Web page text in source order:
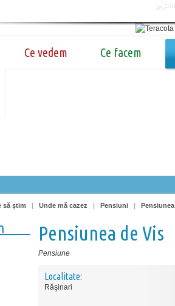
Ce vedem Ce facem
să știm | Unde mă cazez | Pensiuni |
Pensiunea de Vis
Pensiune
Localitate:
Răşinari